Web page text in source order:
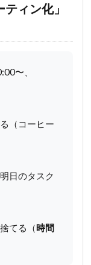
ィン化」
〜、
（コーヒー
日のタスク
てる（時間